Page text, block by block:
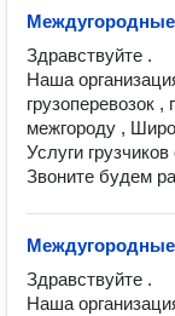
Здравствуйте .
Наша
грузоперевозок
межгороду ,
Услуги
Звоните будем
Здравствуйте .
Наша